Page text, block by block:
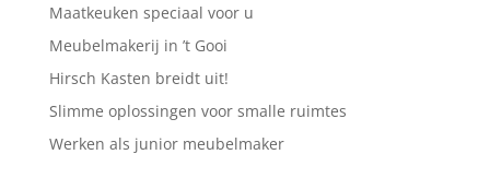
Maatkeuken speciaal voor u
Meubelmakerij in ’t Gooi
Hirsch Kasten breidt uit!
Slimme oplossingen voor smalle ruimtes
Werken als junior meubelmaker